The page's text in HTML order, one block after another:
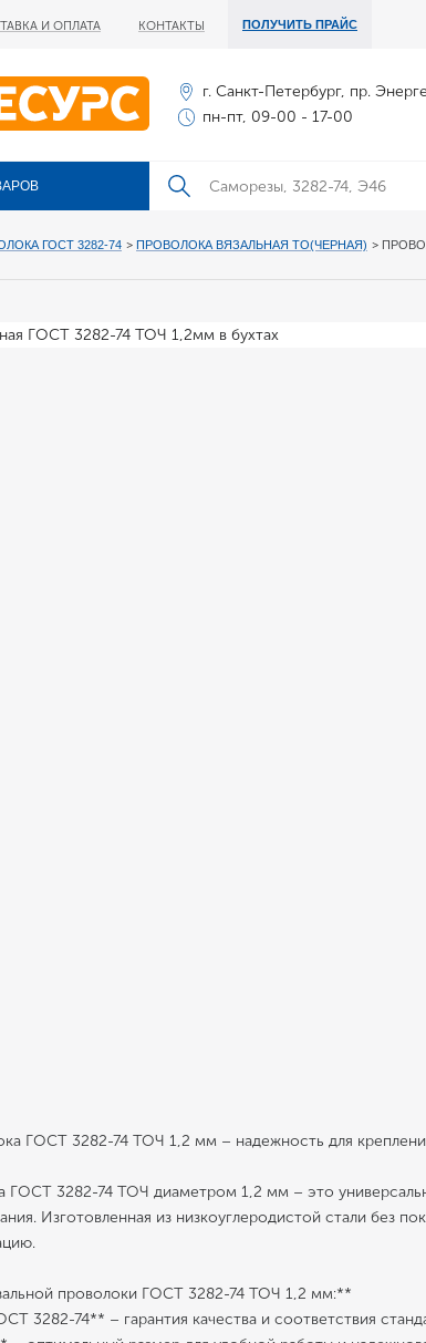
И ОПЛАТА КОНТАКТЫ ПОЛУЧИТЬ ПРАЙС
г. Санкт-Петербург, пр.
пн-пт, 09-00 - 17-00
ГОСТ 3282-74 > ПРОВОЛОКА ВЯЗАЛЬНАЯ ТО(ЧЕРНАЯ) >
ГОСТ 3282-74 ТОЧ 1,2 мм – надежность для
ГОСТ 3282-74 ТОЧ диаметром 1,2 мм – это
Изготовленная из низкоуглеродистой стали
проволоки ГОСТ 3282-74 ТОЧ 1,2 мм:**
3282-74** – гарантия качества и соответствия